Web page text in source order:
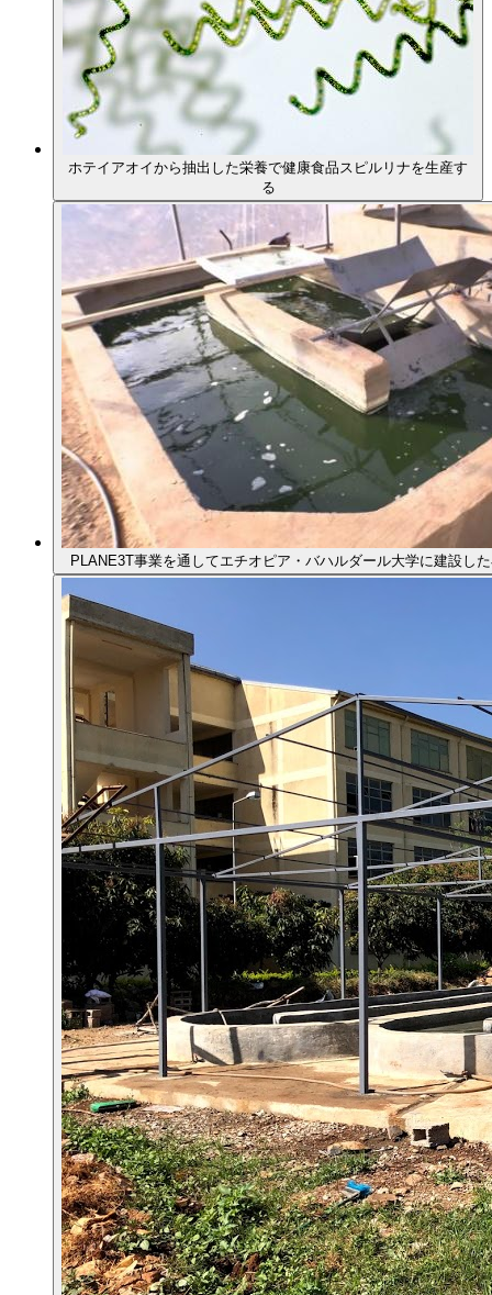
ホテイアオイから抽出した栄養で健康食品スピルリナを生産す
る
PLANE3T事業を通してエチオピア・バハルダール大学に建設し